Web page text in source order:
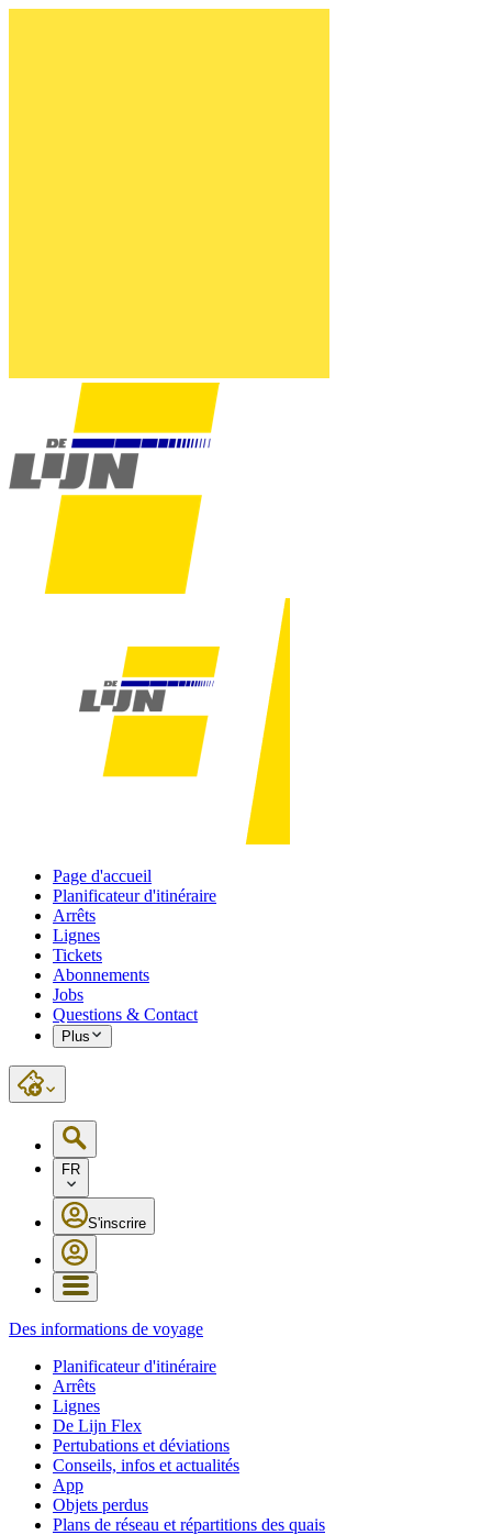
Page d'accueil
Planificateur d'itinéraire
Arrêts
Lignes
Tickets
Abonnements
Jobs
Questions & Contact
Plus
FR
S'inscrire
Des informations de voyage
Planificateur d'itinéraire
Arrêts
Lignes
De Lijn Flex
Pertubations et déviations
Conseils, infos et actualités
App
Objets perdus
Plans de réseau et répartitions des quais